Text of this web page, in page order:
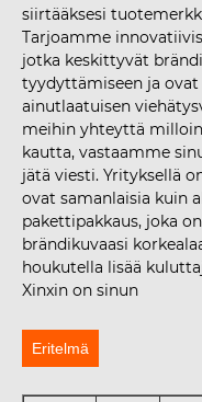
siirtääksesi
Tarjoamme
jotka keskittyvät
tyydyttämiseen ja
ainutlaatuisen
meihin yhteyttä
kautta, vastaamme
jätä viesti. Yrityksellä
ovat samanlaisia ​​kuin
pakettipakkaus, joka
brändikuvaasi
houkutella lisää
Xinxin on sinun
Eritelmä